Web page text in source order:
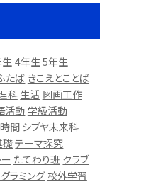
4年生5年生
たば きこえとことば
科 生活 図画工作
活動学級活動
間 シブヤ未来科
礎テーマ探究
たてわり班 クラブ
ラミング 校外学習